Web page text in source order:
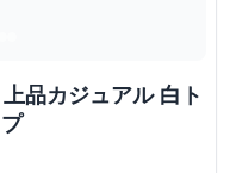
品カジュアル 白ト